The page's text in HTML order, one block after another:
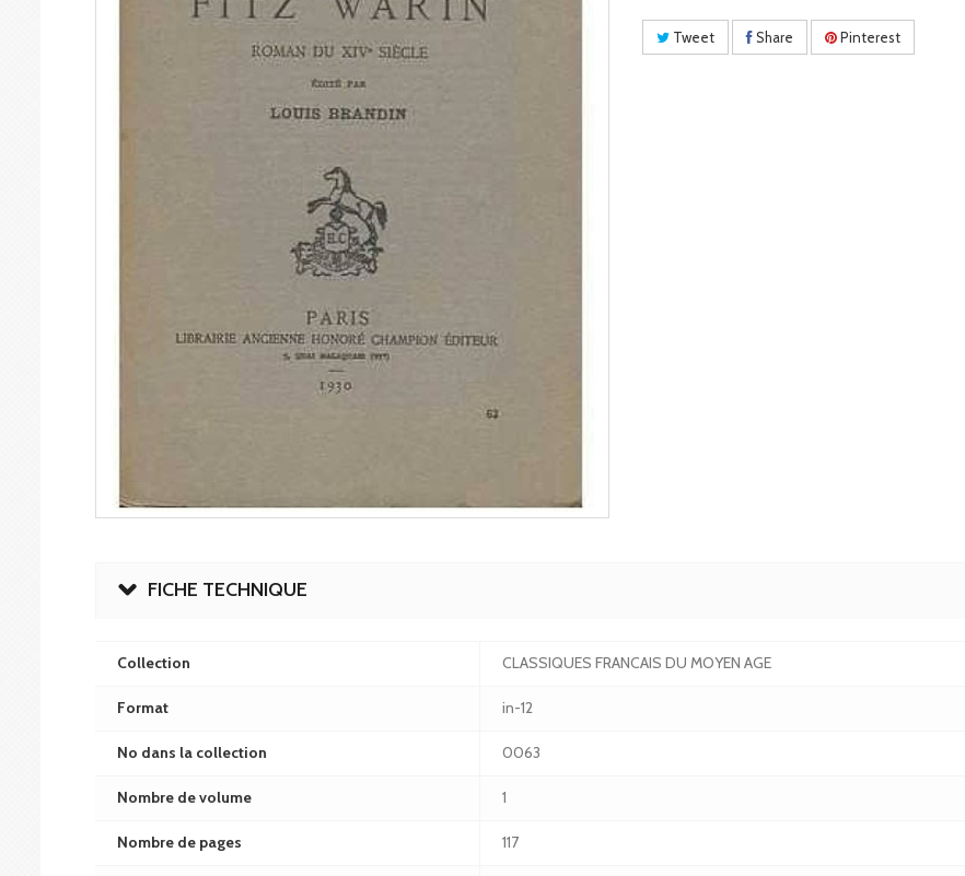
Tweet Share Pinterest
FICHE TECHNIQUE
Collection CLASSIQUES FRANCAIS DU MOYEN AGE
Format in-12
No dans la collection 0063
Nombre de volume 1
Nombre de pages 117